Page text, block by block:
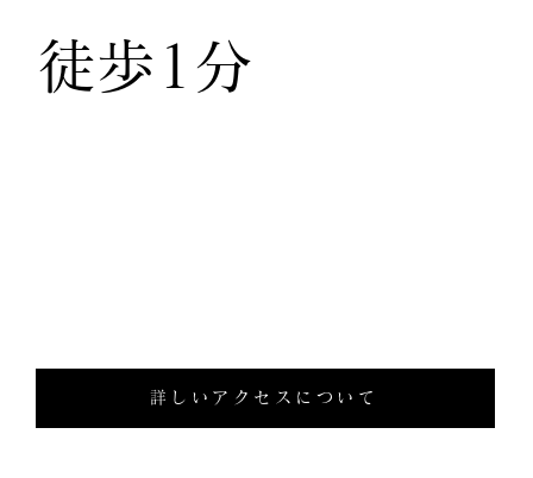
徒歩1分
詳しいアクセスについて